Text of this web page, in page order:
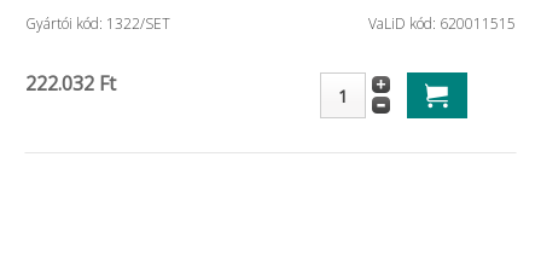
Gyártói kód: 1322/SET VaLiD kód: 620011515
222.032 Ft